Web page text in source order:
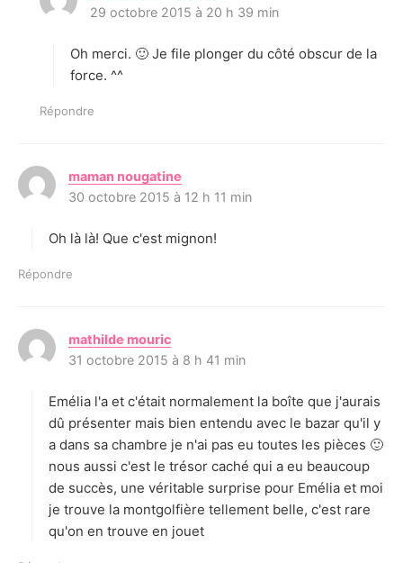
i
:
29 octobre 2015 à 20 h 39 min
Oh merci. 🙂 Je file plonger du côté obscur de la
force. ^^
Répondre
maman nougatine
:
30 octobre 2015 à 12 h 11 min
Oh là là! Que c'est mignon!
Répondre
mathilde mouric
i
:
31 octobre 2015 à 8 h 41 min
Emélia l'a et c'était normalement la boîte que j'aurais
dû présenter mais bien entendu avec le bazar qu'il y
a dans sa chambre je n'ai pas eu toutes les pièces 🙂
nous aussi c'est le trésor caché qui a eu beaucoup
de succès, une véritable surprise pour Emélia et moi
je trouve la montgolfière tellement belle, c'est rare
qu'on en trouve en jouet